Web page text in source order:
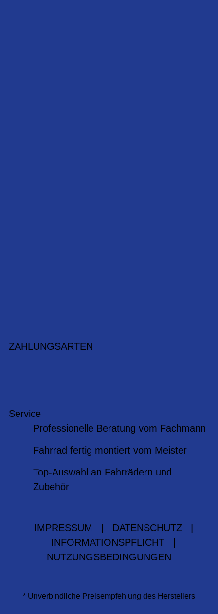
ZAHLUNGSARTEN
Service
Professionelle Beratung vom Fachmann
Fahrrad fertig montiert vom Meister
Top-Auswahl an Fahrrädern und
Zubehör
IMPRESSUM DATENSCHUTZ
INFORMATIONSPFLICHT
NUTZUNGSBEDINGUNGEN
* Unverbindliche Preisempfehlung des Herstellers